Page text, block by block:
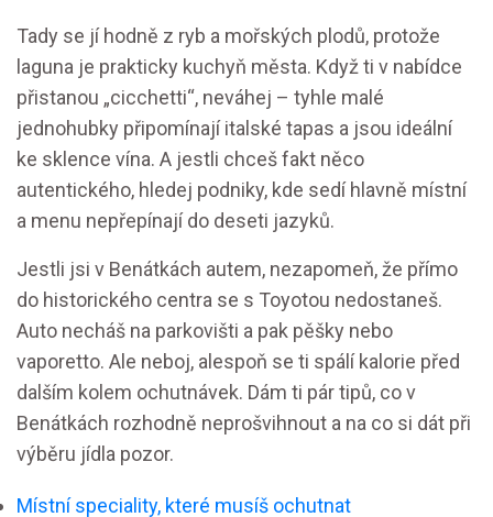
Tady se jí hodně z ryb a mořských plodů, protože
laguna je prakticky kuchyň města. Když ti v nabídce
přistanou „cicchetti“, neváhej – tyhle malé
jednohubky připomínají italské tapas a jsou ideální
ke sklence vína. A jestli chceš fakt něco
autentického, hledej podniky, kde sedí hlavně místní
a menu nepřepínají do deseti jazyků.
Jestli jsi v Benátkách autem, nezapomeň, že přímo
do historického centra se s Toyotou nedostaneš.
Auto necháš na parkovišti a pak pěšky nebo
vaporetto. Ale neboj, alespoň se ti spálí kalorie před
dalším kolem ochutnávek. Dám ti pár tipů, co v
Benátkách rozhodně neprošvihnout a na co si dát při
výběru jídla pozor.
Místní speciality, které musíš ochutnat